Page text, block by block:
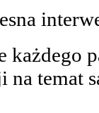
każdego
temat